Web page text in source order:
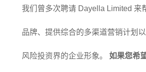
我们曾多次聘请 Dayella Limited 来
品牌、提供综合的多渠道营销计划
风险投资界的企业形象。 如果您希